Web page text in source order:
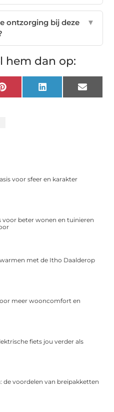
ontzorging bij deze
▼
hem dan op:
Pinterest LinkedIn Email
voor sfeer en karakter
voor beter wonen en tuinieren
met de Itho Daalderop
meer wooncomfort en
fiets jou verder als
de voordelen van breipakketten